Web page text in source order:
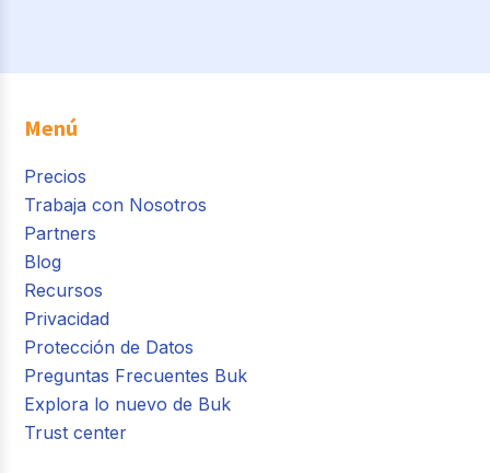
Menú
Precios
Trabaja con Nosotros
Partners
Blog
Recursos
Privacidad
Protección de Datos
Preguntas Frecuentes Buk
Explora lo nuevo de Buk
Trust center